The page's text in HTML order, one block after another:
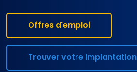
Offres d'emploi
Trouver votre implantation